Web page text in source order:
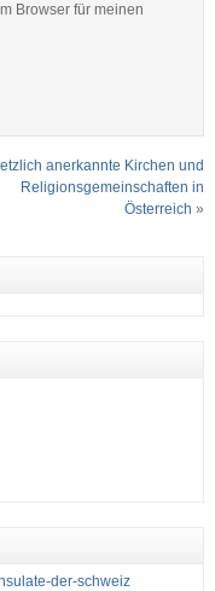
Browser für meinen
anerkannte Kirchen und
Religionsgemeinschaften in
Österreich »
der-schweiz